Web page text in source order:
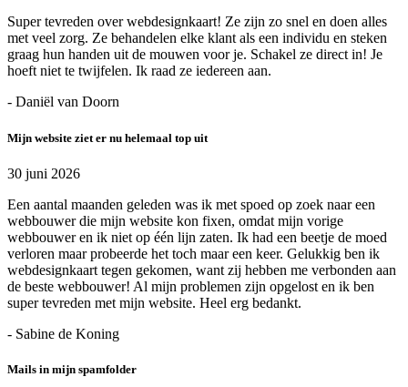
Super tevreden over webdesignkaart! Ze zijn zo snel en doen alles
met veel zorg. Ze behandelen elke klant als een individu en steken
graag hun handen uit de mouwen voor je. Schakel ze direct in! Je
hoeft niet te twijfelen. Ik raad ze iedereen aan.
- Daniël van Doorn
Mijn website ziet er nu helemaal top uit
30 juni 2026
Een aantal maanden geleden was ik met spoed op zoek naar een
webbouwer die mijn website kon fixen, omdat mijn vorige
webbouwer en ik niet op één lijn zaten. Ik had een beetje de moed
verloren maar probeerde het toch maar een keer. Gelukkig ben ik
webdesignkaart tegen gekomen, want zij hebben me verbonden aan
de beste webbouwer! Al mijn problemen zijn opgelost en ik ben
super tevreden met mijn website. Heel erg bedankt.
- Sabine de Koning
Mails in mijn spamfolder